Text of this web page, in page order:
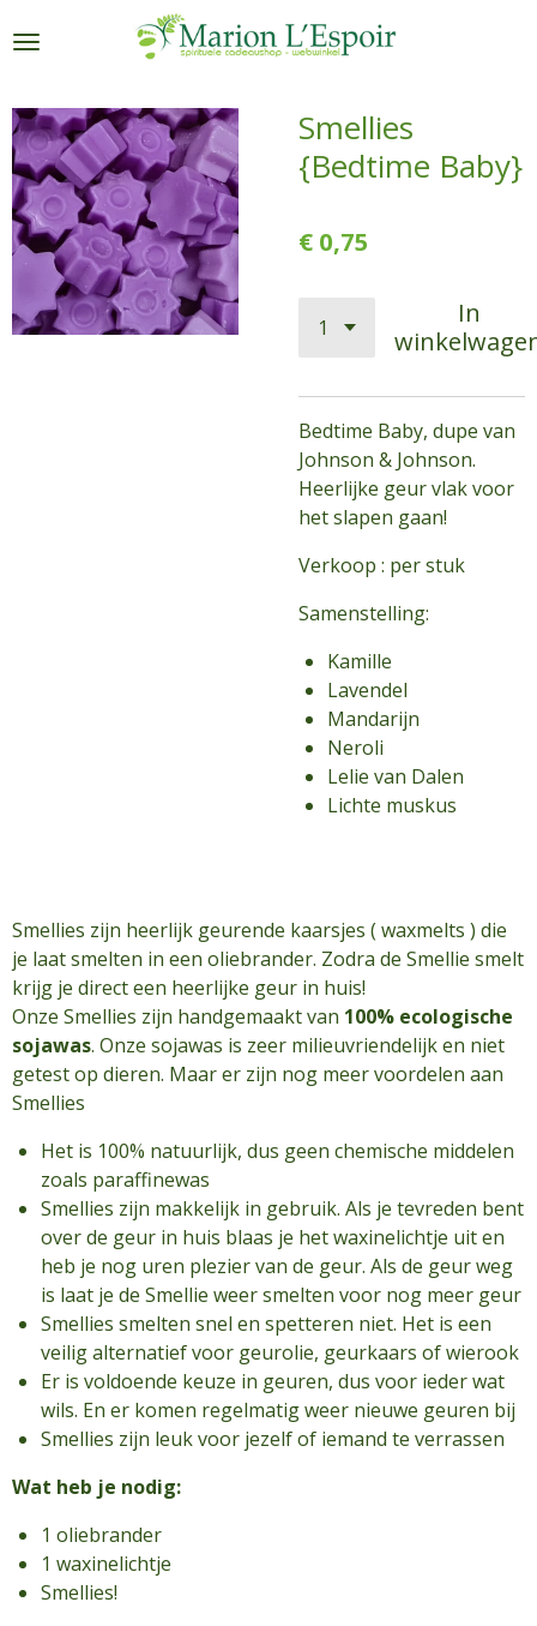
direct
de
hoofdinhoud
Smellies
{Bedtime Baby}
€ 0,75
In
Bedtime Baby, dupe van
Johnson & Johnson.
Heerlijke geur vlak voor
het slapen gaan!
Verkoop : per stuk
Samenstelling:
Kamille
Lavendel
Mandarijn
Neroli
Lelie van Dalen
Lichte muskus
Smellies zijn heerlijk geurende kaarsjes ( waxmelts ) die
je laat smelten in een oliebrander. Zodra de Smellie smelt
krijg je direct een heerlijke geur in huis!
Onze Smellies zijn handgemaakt van 100% ecologische
sojawas. Onze sojawas is zeer milieuvriendelijk en niet
getest op dieren. Maar er zijn nog meer voordelen aan
Smellies
Het is 100% natuurlijk, dus geen chemische middelen
zoals paraffinewas
Smellies zijn makkelijk in gebruik. Als je tevreden bent
over de geur in huis blaas je het waxinelichtje uit en
heb je nog uren plezier van de geur. Als de geur weg
is laat je de Smellie weer smelten voor nog meer geur
Smellies smelten snel en spetteren niet. Het is een
veilig alternatief voor geurolie, geurkaars of wierook
Er is voldoende keuze in geuren, dus voor ieder wat
wils. En er komen regelmatig weer nieuwe geuren bij
Smellies zijn leuk voor jezelf of iemand te verrassen
Wat heb je nodig:
1 oliebrander
1 waxinelichtje
Smellies!